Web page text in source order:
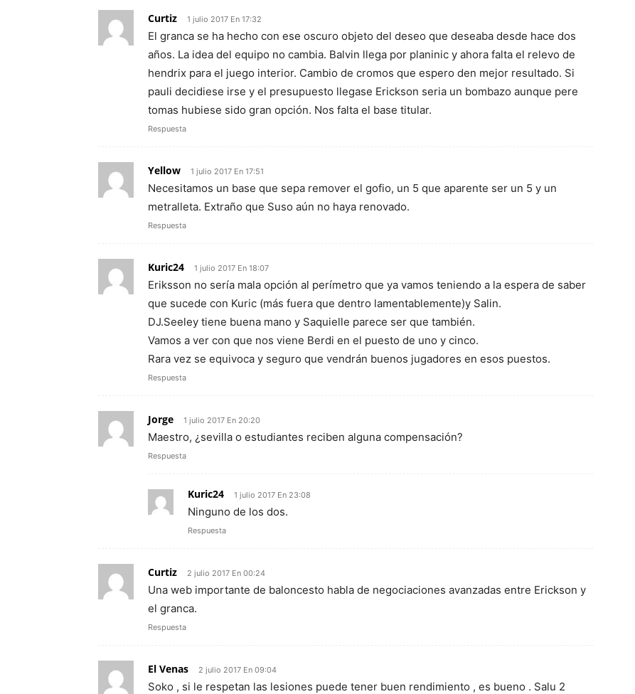
Curtiz 1 julio 2017 En 17:32
El granca se ha hecho con ese oscuro objeto del deseo que deseaba desde hace dos
años. La idea del equipo no cambia. Balvin llega por planinic y ahora falta el relevo de
hendrix para el juego interior. Cambio de cromos que espero den mejor resultado. Si
pauli decidiese irse y el presupuesto llegase Erickson seria un bombazo aunque pere
tomas hubiese sido gran opción. Nos falta el base titular.
Respuesta
Yellow 1 julio 2017 En 17:51
Necesitamos un base que sepa remover el gofio, un 5 que aparente ser un 5 y un
metralleta. Extraño que Suso aún no haya renovado.
Respuesta
Kuric24 1 julio 2017 En 18:07
Eriksson no sería mala opción al perímetro que ya vamos teniendo a la espera de saber
que sucede con Kuric (más fuera que dentro lamentablemente)y Salin.
DJ.Seeley tiene buena mano y Saquielle parece ser que también.
Vamos a ver con que nos viene Berdi en el puesto de uno y cinco.
Rara vez se equivoca y seguro que vendrán buenos jugadores en esos puestos.
Respuesta
Jorge 1 julio 2017 En 20:20
Maestro, ¿sevilla o estudiantes reciben alguna compensación?
Respuesta
Kuric24 1 julio 2017 En 23:08
Ninguno de los dos.
Respuesta
Curtiz 2 julio 2017 En 00:24
Una web importante de baloncesto habla de negociaciones avanzadas entre Erickson y
el granca.
Respuesta
El Venas 2 julio 2017 En 09:04
Soko , si le respetan las lesiones puede tener buen rendimiento , es bueno . Salu 2